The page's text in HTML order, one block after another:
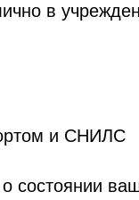
в
и СНИЛС
состоянии